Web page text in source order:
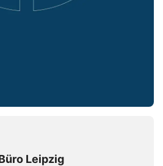
Leipzig